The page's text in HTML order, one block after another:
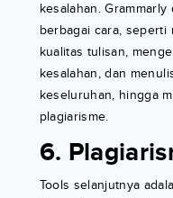
kesalahan.
berbagai cara, seperti
kualitas tulisan,
kesalahan, dan
keseluruhan, hingga
plagiarisme.
6.
Tools selanjutnya